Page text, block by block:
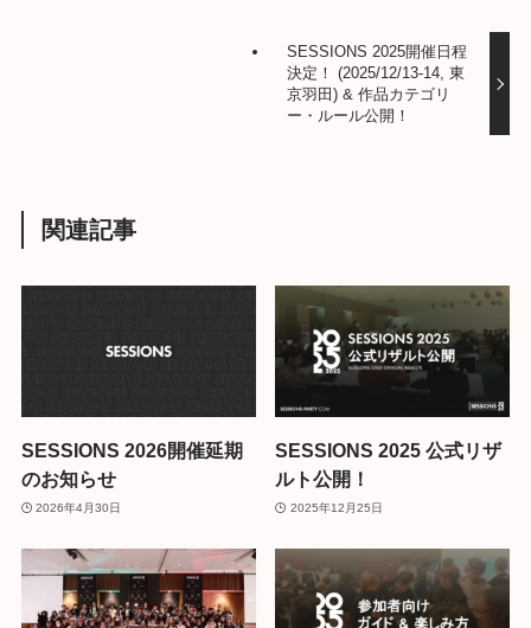
SESSIONS 2025開催日程
決定！ (2025/12/13-14, 東
京羽田) & 作品カテゴリ
ー・ルール公開！
関連記事
SESSIONS 2026開催延期
のお知らせ
2026年4月30日
SESSIONS 2025 公式リザ
ルト公開！
2025年12月25日